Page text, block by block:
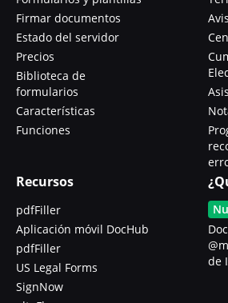
Firmar documentos
Estado del servidor
Precios
Biblioteca de
formularios
Características
Funciones
Recursos
pdfFiller
Aplicación móvil DocHub
pdfFiller
US Legal Forms
SignNow
de